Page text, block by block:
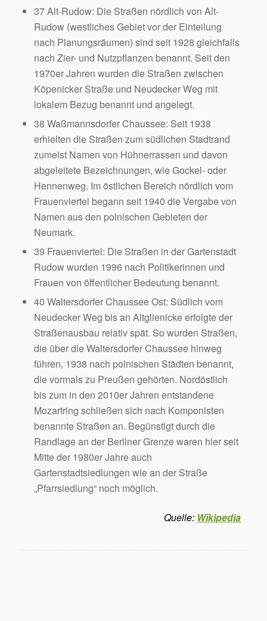
37 Alt-Rudow: Die Straßen nördlich von Alt-
Rudow (westliches Gebiet vor der Einteilung
nach Planungsräumen) sind seit 1928 gleichfalls
nach Zier- und Nutzpflanzen benannt. Seit den
1970er Jahren wurden die Straßen zwischen
Köpenicker Straße und Neudecker Weg mit
lokalem Bezug benannt und angelegt.
38 Waßmannsdorfer Chaussee: Seit 1938
erhielten die Straßen zum südlichen Stadtrand
zumeist Namen von Hühnerrassen und davon
abgeleitete Bezeichnungen, wie Gockel- oder
Hennenweg. Im östlichen Bereich nördlich vom
Frauenviertel begann seit 1940 die Vergabe von
Namen aus den polnischen Gebieten der
Neumark.
39 Frauenviertel: Die Straßen in der Gartenstadt
Rudow wurden 1996 nach Politikerinnen und
Frauen von öffentlicher Bedeutung benannt.
40 Waltersdorfer Chaussee Ost: Südlich vom
Neudecker Weg bis an Altglienicke erfolgte der
Straßenausbau relativ spät. So wurden Straßen,
die über die Waltersdorfer Chaussee hinweg
führen, 1938 nach polnischen Städten benannt,
die vormals zu Preußen gehörten. Nordöstlich
bis zum in den 2010er Jahren entstandene
Mozartring schließen sich nach Komponisten
benannte Straßen an. Begünstigt durch die
Randlage an der Berliner Grenze waren hier seit
Mitte der 1980er Jahre auch
Gartenstadtsiedlungen wie an der Straße
„Pfarrsiedlung“ noch möglich.
Quelle: Wikipedia